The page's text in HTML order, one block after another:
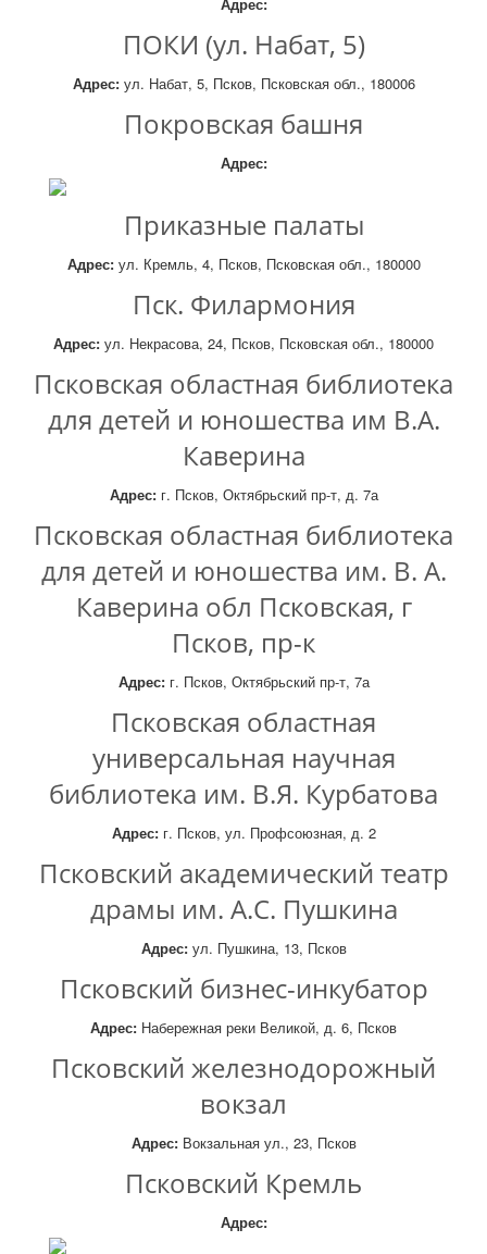
ПОКИ (ул. Набат, 5)
Адрес:ул. Набат, 5, Псков, Псковская обл., 180006
Покровская башня
Адрес:
Приказные палаты
Адрес:ул. Кремль, 4, Псков, Псковская обл., 180000
Пск. Филармония
Адрес: ул. Некрасова, 24, Псков, Псковская обл., 180000
Псковская областная библиотека
для детей и юношества им В.А.
Каверина
Адрес:г. Псков, Октябрьский пр-т, д. 7а
Псковская областная библиотека
для детей и юношества им. В. А.
Каверина обл Псковская, г
Псков, пр-к
Адрес:г. Псков, Октябрьский пр-т, 7а
Псковская областная
универсальная научная
библиотека им. В.Я. Курбатова
Адрес:г. Псков, ул. Профсоюзная, д. 2
Псковский академический театр
драмы им. А.С. Пушкина
Адрес:ул. Пушкина, 13, Псков
Псковский бизнес-инкубатор
Адрес: Набережная реки Великой, д. 6, Псков
Псковский железнодорожный
вокзал
Адрес:Вокзальная ул., 23, Псков
Псковский Кремль
Адрес: